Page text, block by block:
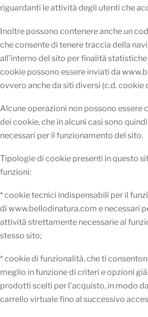
riguardanti le attività degli utenti che
Inoltre possono contenere anche un
che consente di tenere traccia della
all’interno del sito per finalità
cookie possono essere inviati da
ovvero anche da siti diversi (c.d. cookie
Alcune operazioni non possono essere
dei cookie, che in alcuni casi sono
necessari per il funzionamento del sito.
Tipologie di cookie presenti in questo
funzioni:
* cookie tecnici indispensabili per il
di www.bellodinatura.com e necessari
attività strettamente necessarie al
stesso sito;
* cookie di funzionalità, che ti
meglio in funzione di criteri e opzioni
prodotti scelti per l’acquisto, in modo
carrello virtuale fino al successivo